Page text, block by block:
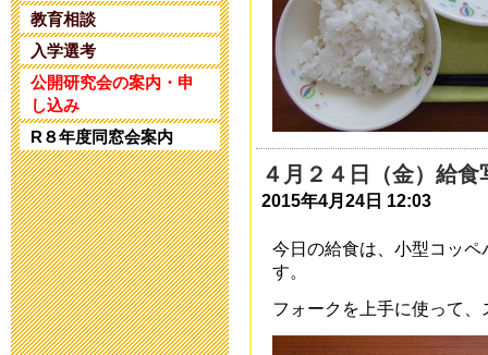
教育相談
入学選考
公開研究会の案内・申
し込み
R８年度同窓会案内
2025年4月25日
令和5年度 公
2024年1月10日
令和5年度 公
令和６年度入
2023年8月25日
４月２４日（金）給食
2015年4月24日 12:03
今日の給食は、小型コッ
す。
フォークを上手に使って